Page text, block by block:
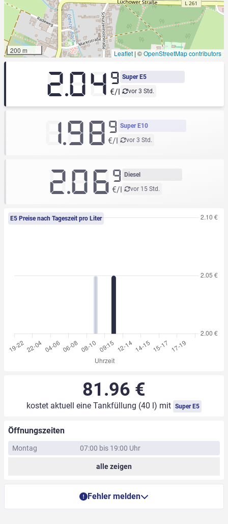
200 m Leaflet | ©OpenStreetMap contributors
Super E5
vor 3 Std.
2.04 9
€/l
Super E10
vor 3 Std.
1.989
€/l
Diesel
vor 15 Std.
2.069
€/l
E5 Preise nach Tageszeit pro Liter
81.96 €
kostet aktuell eine Tankfüllung (40 l) mit Super E5
Öffnungszeiten
Montag 07:00 bis 19:00 Uhr
alle zeigen
Fehler melden